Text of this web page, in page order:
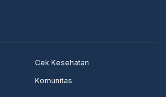
Cek Kesehatan
Komunitas